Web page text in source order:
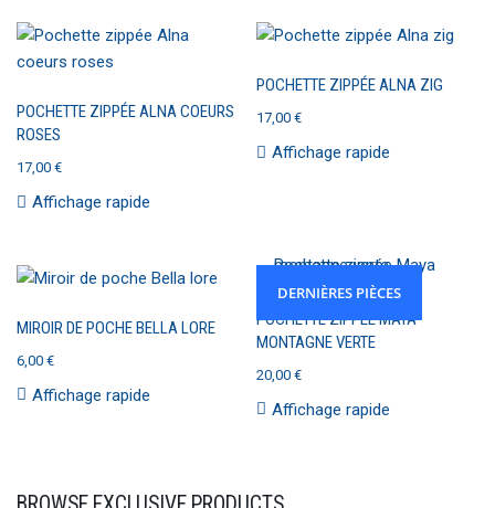
POCHETTE ZIPPÉE ALNA COEURS
ROSES
17,00 €
Affichage rapide
POCHETTE ZIPPÉE ALNA ZIG
17,00€
Affichage rapide
MIROIR DE POCHE BELLA LORE
6,00 €
Affichage rapide
DERNIÈRES PIÈCES
POCHETTE ZIPPÉE MAYA
MONTAGNE VERTE
20,00€
Affichage rapide